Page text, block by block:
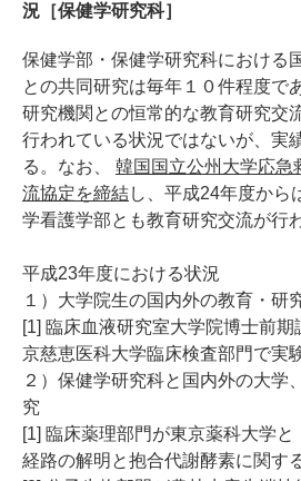
況［保健学研究科］
保健学部・保健学研究科における
との共同研究は毎年１０件程度で
研究機関との恒常的な教育研究交
行われている状況ではないが、実
る。なお、 韓国国立公州大学応急
流協定を締結し、平成24年度から
学看護学部とも教育研究交流が行
平成23年度における状況
１）大学院生の国内外の教育・研
[1] 臨床血液研究室大学院博士前
京慈恵医科大学臨床検査部門で実
２）保健学研究科と国内外の大学
究
[1] 臨床薬理部門が東京薬科大学
経路の解明と抱合代謝酵素に関す